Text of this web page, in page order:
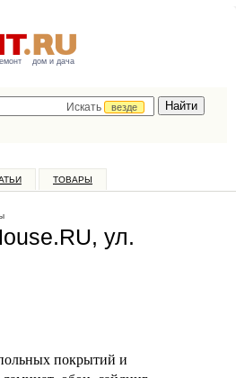
дом и дача
Искать
везде
ТОВАРЫ
ул.
покрытий и